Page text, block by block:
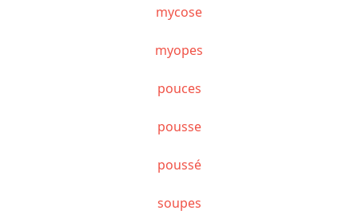
mycose
myopes
pouces
pousse
poussé
soupes